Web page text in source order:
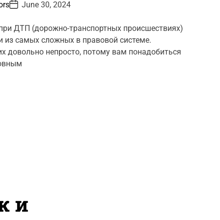
P
o
t
D
a
t
e
June 30, 2024
ДТП (дорожно-транспортных происшествиях)
из самых сложных в правовой системе.
довольно непросто, потому вам понадобиться
и